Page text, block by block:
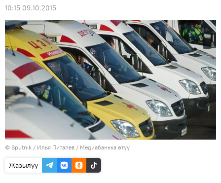
10:15 09.10.2015
© Sputnik / Илья Питалев / Медиабанкка өтүү
Жазылуу